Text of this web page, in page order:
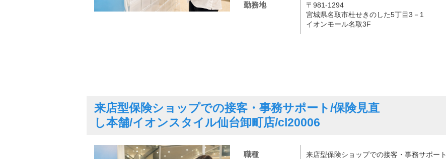
勤務地
〒981-1294
宮城県名取市杜せきのした5丁目3－1
イオンモール名取3F
来店型保険ショップでの接客・事務サポート/保険見直
し本舗/イオンスタイル仙台卸町店/cl20006
職種 来店型保険ショップでの接客・事務サポート